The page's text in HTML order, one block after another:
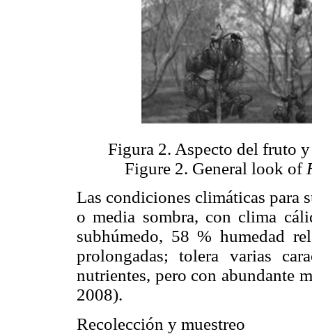
Figura 2. Aspecto del fruto
Figure 2. General look of
Las condiciones climáticas para
o media sombra, con clima
subhúmedo, 58 % humedad
prolongadas; tolera varias
nutrientes, pero con abundante
2008).
Recolección y muestreo